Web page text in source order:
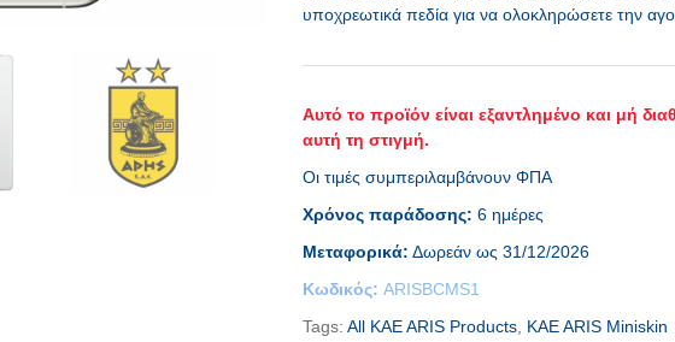
υποχρεωτικά πεδία για να ολοκληρώσετε την
Αυτό το προϊόν είναι εξαντλημένο και μή
αυτή τη στιγμή.
Οι τιμές συμπεριλαμβάνουν ΦΠΑ
Χρόνος παράδοσης: 6 ημέρες
Μεταφορικά: Δωρεάν ως 31/12/2026
Κωδικός: ARISBCMS1
Tags: All KAE ARIS Products KAE ARIS Miniskin